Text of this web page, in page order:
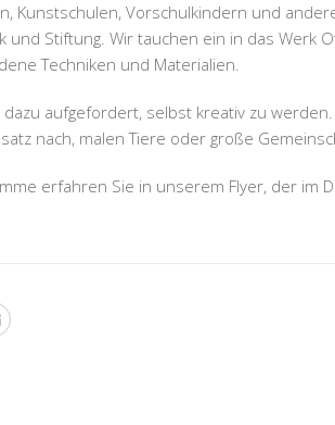
Kunstschulen, Vorschulkindern und
und Stiftung. Wir tauchen ein in das Werk
Techniken und Materialien.
aufgefordert, selbst kreativ zu
nach, malen Tiere oder große
erfahren Sie in unserem Flyer, der im